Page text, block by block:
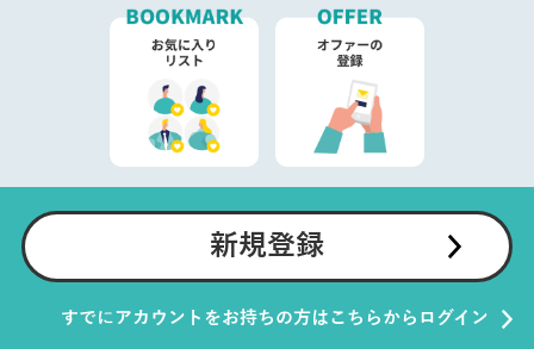
新規登録
すでにアカウントをお持ちの方はこちらからログイン